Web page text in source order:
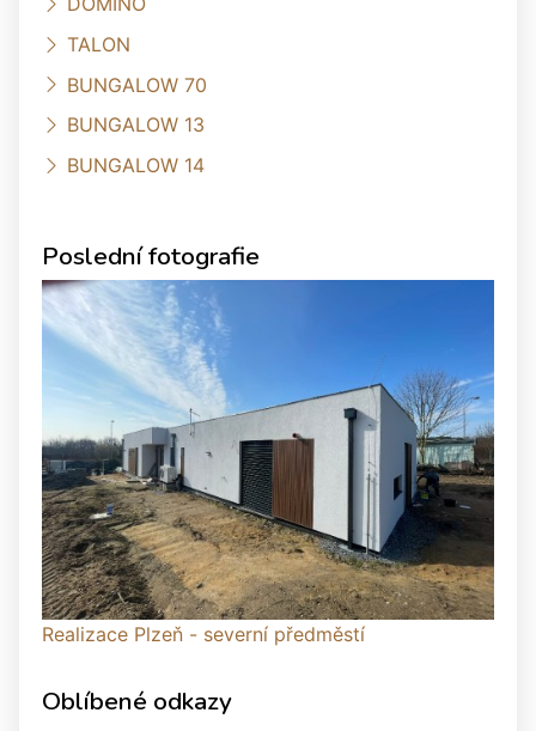
TALON
BUNGALOW 70
BUNGALOW 13
BUNGALOW 14
Poslední fotografie
Realizace Plzeň - severní předměstí
Oblíbené odkazy